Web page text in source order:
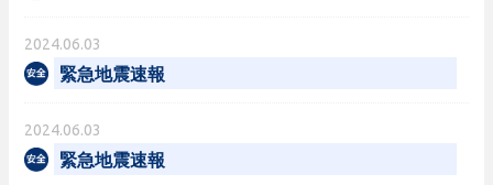
2024.06.03
緊急地震速報
2024.06.03
緊急地震速報